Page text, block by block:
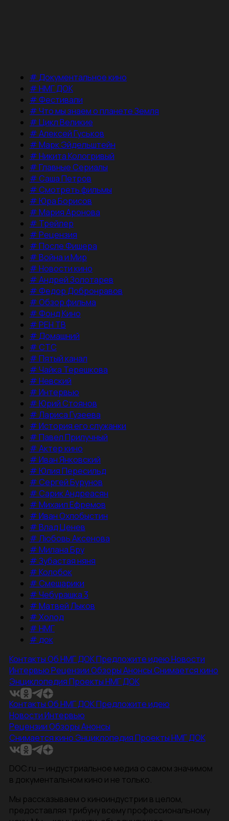
#Документальное кино
#НМГ ДОК
#Фестивали
#Что мы знаем о планете Земля
#Цикл Великие
#Алексей Гуськов
#Марк Эйдельштейн
#Никита Кологривый
#Главные Сериалы
#Саша Петров
#Смотреть фильмы
#Юра Борисов
#Мария Аронова
# Трейлер
#Рецензия
#После Фишера
#Война и Мир
#Новости кино
#Андрей Золотарев
#Федор Добронравов
#Обзор фильма
#Фонд Кино
#РЕН ТВ
#Домашний
#СТС
#Пятый канал
#Чайка Терешкова
#Невский
#Интервью
#Юрий Стоянов
#Лариса Гузеева
#История его служанки
#Павел Прилучный
#Актер кино
#Иван Янковский
#Юлия Пересильд
#Сергей Бурунов
#Сарик Андреасян
#Михаил Ефремов
#Иван Охлобыстин
#Влад Ценев
#Любовь Аксенова
#Милана Бру
#Зубастая няня
#Колобок
#Смешарики
#Чебурашка 3
#Матвей Лыков
#Холод
#НМГ
#док
КонтактыОб НМГ ДОКПредложите идеюНовости
ИнтервьюРецензииОбзорыАнонсыСнимается кино
ЭнциклопедияПроекты НМГ ДОК
КонтактыОб НМГ ДОКПредложите идею
НовостиИнтервью
РецензииОбзорыАнонсы
Снимается кино ЭнциклопедияПроекты НМГ ДОК
DOC.ru — индустриальное медиа о самом значимом
в документальном кино и не только.
Мы рассказываем о киноиндустрии в целом,
предоставляя трибуну всему профессиональному